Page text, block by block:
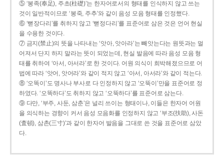
⑤ ‘봉족(奉足), 주초(柱礎)’는 한자어로서의 형태를 인식하지 않고 쓰는
것이 일반적이므로 ‘봉죽, 주추’와 같이 음성 모음 형태를 인정했다.
⑥ ‘뻗장다리’를 취하지 않고 ‘뻗정다리’를 표준어로 삼은 것은 언어 현실
을 수용한 것이다.
⑦ 금지(禁止)의 뜻을 나타내는 ‘앗아, 앗아라’는 빼앗는다는 원뜻과는 멀
어져서 단지 하지 말라는 뜻이 되었는데, 현실 발음에 따라 음성 모음 형
태를 취하여 ‘아서, 아서라’로 한 것이다. 어원 의식이 희박해졌으므로 어
법에 따라 ‘앗어, 앗어라’와 같이 적지 않고 ‘아서, 아서라’와 같이 적는다.
⑧ ‘오똑이’도 명사나 부사로 다 인정하지 않고 ‘오뚝이’만을 표준어로 정
하였다. ‘오똑하다’도 취하지 않고 ‘오뚝하다’를 표준어로 삼는다.
⑨ 다만, ‘부주, 사둔, 삼춘’은 널리 쓰이는 형태이나, 이들은 한자어 어원
을 의식하는 경향이 커서 음성 모음화를 인정하지 않고 ‘부조(扶助), 사돈
(査頓), 삼촌(三寸)’과 같이 한자어 발음을 그대로 쓴 것을 표준어로 삼았
다.